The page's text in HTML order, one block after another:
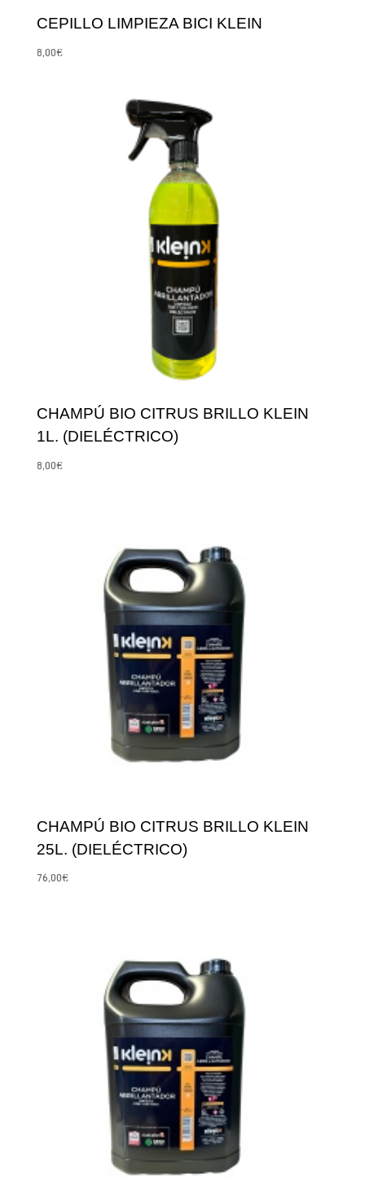
CEPILLO LIMPIEZA BICI KLEIN
8,00€
CHAMPÚ BIO CITRUS BRILLO KLEIN
1L. (DIELÉCTRICO)
8,00€
CHAMPÚ BIO CITRUS BRILLO KLEIN
25L. (DIELÉCTRICO)
76,00€